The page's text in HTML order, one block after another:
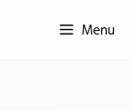
Menu